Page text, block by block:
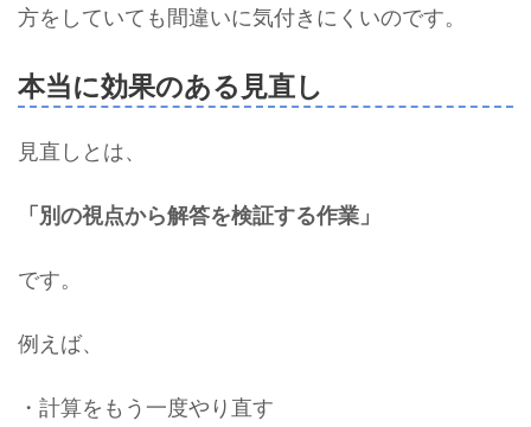
方をしていても間違いに気付きにくいのです。
本当に効果のある見直し
見直しとは、
「別の視点から解答を検証する作業」
です。
例えば、
・計算をもう一度やり直す